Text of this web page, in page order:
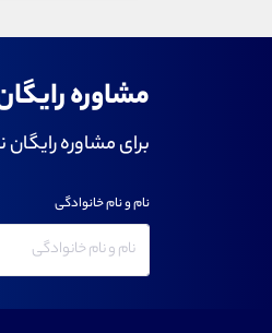
مشاوره
برای مشاوره
نام و نام خانوادگی